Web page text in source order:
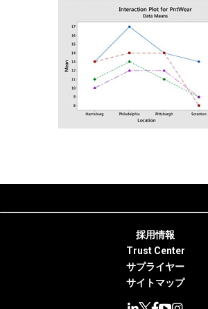
採用情報
Trust Center
サプライヤー
サイトマップ